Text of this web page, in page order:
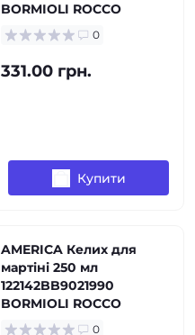
BORMIOLI ROCCO
0
331.00 грн.
Купити
AMERICA Келих для
мартіні 250 мл
122142BB9021990
BORMIOLI ROCCO
0